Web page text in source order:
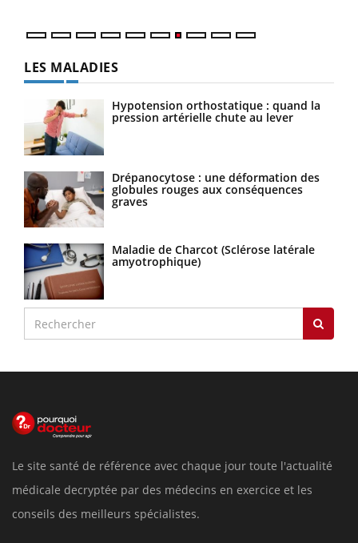
LES MALADIES
Hypotension orthostatique : quand la
pression artérielle chute au lever
Drépanocytose : une déformation des
globules rouges aux conséquences
graves
Maladie de Charcot (Sclérose latérale
amyotrophique)
Le site santé de référence avec chaque jour toute l'actualité
médicale decryptée par des médecins en exercice et les
conseils des meilleurs spécialistes.